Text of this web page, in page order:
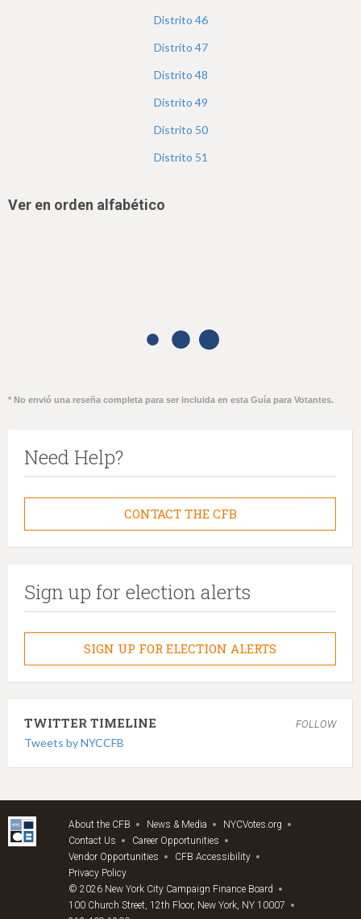
Distrito 46
Distrito 47
Distrito 48
Distrito 49
Distrito 50
Distrito 51
Ver en orden alfabético
* No envió una reseña completa para ser incluida en esta Guía para Votantes.
Need Help?
CONTACT THE CFB
Sign up for election alerts
SIGN UP FOR ELECTION ALERTS
TWITTER TIMELINE FOLLOW
Tweets by NYCCFB
About the CFB News & Media
NYCVotes.org
Contact Us
Career Opportunities
Vendor Opportunities
CFB Accessibility
Privacy Policy
© 2026 New York City Campaign Finance Board
100 Church Street, 12th Floor, New York, NY 10007